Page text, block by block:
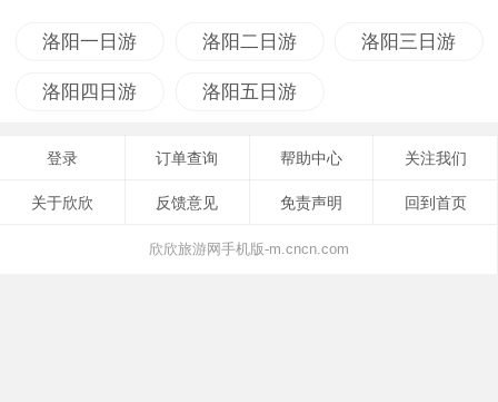
上春秋、阴阳潭瓮谷、五代波纹石、天崩地裂、通灵巷
岩绝壁，飞瀑幽潭，狭沟深谷，奇石绿荫，组成世界上罕
2006年8月18日，龙潭大峡谷接受联合国教科文组织世界
地质公园评审专家的验收，被库穆博士评价为“世界上最美
选“洛阳市新八大景”。 龙潭大峡谷景区将以优美的环境，齐
洛阳一日游 洛阳二日游 洛阳三日游
洛阳四日游 洛阳五日游
登录 订单查询 帮助中心 关注我们
关于欣欣 反馈意见 免责声明 回到首页
欣欣旅游网手机版-m.cncn.com